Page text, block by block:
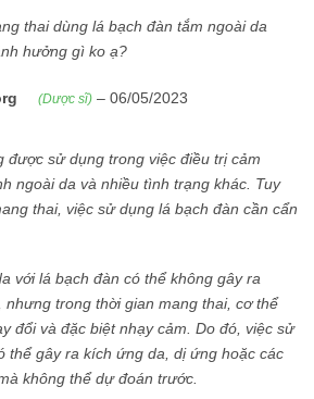
thai dùng lá bạch đàn tắm ngoài da
hưởng gì ko ạ?
(Dược sĩ) – 06/05/2023
được sử dụng trong việc điều trị cảm
ngoài da và nhiều tình trạng khác. Tuy
thai, việc sử dụng lá bạch đàn cần cẩn
với lá bạch đàn có thể không gây ra
nhưng trong thời gian mang thai, cơ thể
đổi và đặc biệt nhạy cảm. Do đó, việc sử
thể gây ra kích ứng da, dị ứng hoặc các
không thể dự đoán trước.